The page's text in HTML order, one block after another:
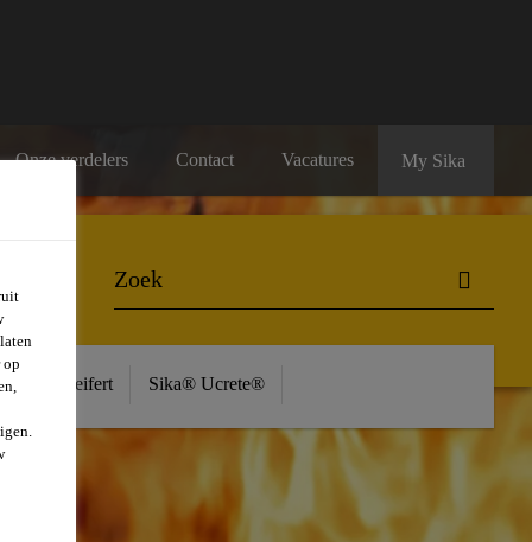
Onze verdelers Contact Vacatures My Sika
Seifert Sika® Ucrete®
op